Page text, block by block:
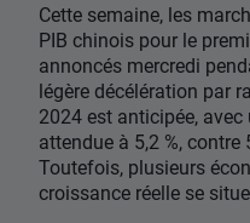
Cette semaine, les
PIB chinois pour le
annoncés mercredi
légère décélération par
2024 est anticipée,
attendue à 5,2 %, contre
Toutefois, plusieurs
croissance réelle se